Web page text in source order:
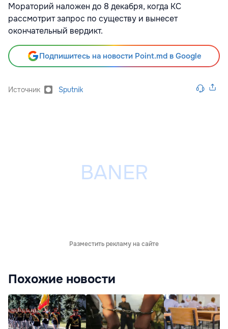
Мораторий наложен до 8 декабря, когда КС
рассмотрит запрос по существу и вынесет
окончательный вердикт.
Подпишитесь на новости Point.md в Google
Источник Sputnik
Разместить рекламу на сайте
Похожие новости